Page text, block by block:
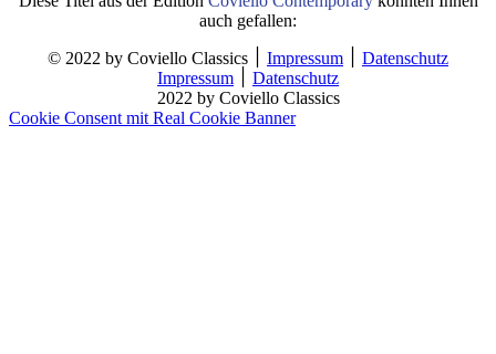
auch gefallen:
Impressum
Datenschutz
Impressum
Datenschutz
2022 by Coviello Classics
Cookie Consent mit Real Cookie Banner